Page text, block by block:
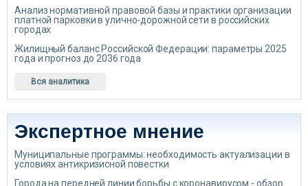
Анализ нормативной правовой базы и практики организации
платной парковки в улично-дорожной сети в российских
городах
Жилищный баланс Российской Федерации: параметры 2025
года и прогноз до 2036 года
Вся аналитика
Экспертное мнение
Муниципальные программы: необходимость актуализации в
условиях антикризисной повестки
Города на передней линии борьбы с коронавирусом - обзор